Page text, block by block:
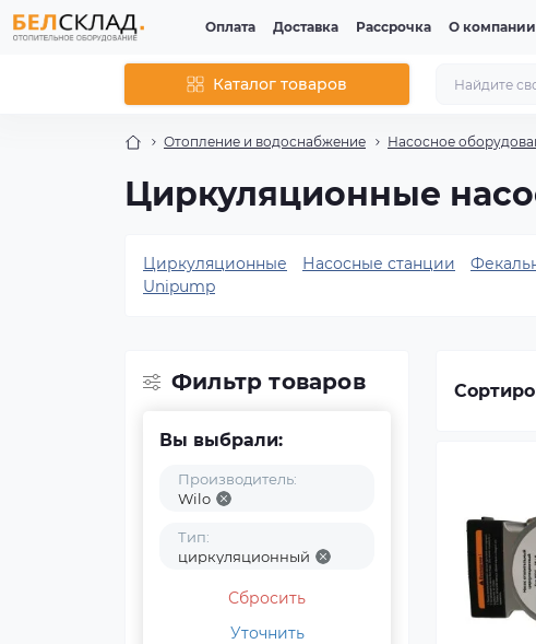
Оплата Доставка Рассрочка О компании
Каталог товаров
Отопление и водоснабжение Насосное
Циркуляционные
Циркуляционные Насосные станции
Unipump
Фильтр товаров
Вы выбрали:
Производитель:
Wilo
Тип:
циркуляционный
Сбросить
Уточнить